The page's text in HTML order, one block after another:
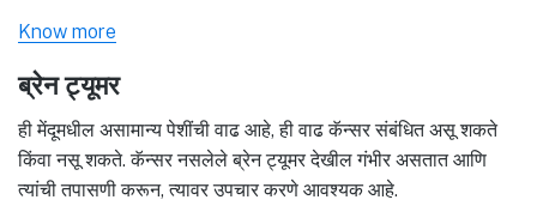
Know more
ब्रेन ट्यूमर
ही मेंदूमधील असामान्य पेशींची वाढ आहे, ही वाढ कॅन्सर संबंधित असू शकते
किंवा नसू शकते. कॅन्सर नसलेले ब्रेन ट्यूमर देखील गंभीर असतात आणि
त्यांची तपासणी करून, त्यावर उपचार करणे आवश्यक आहे.